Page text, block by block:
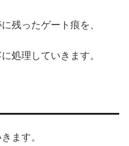
残ったゲート痕を、
処理していきます。
ます。